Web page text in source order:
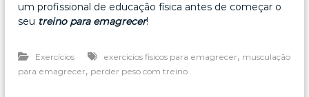
um profissional de educação física antes de começar o
seu treino para emagrecer!
Exercícios exercicios fisicos para emagrecer, musculação
para emagrecer, perder peso com treino